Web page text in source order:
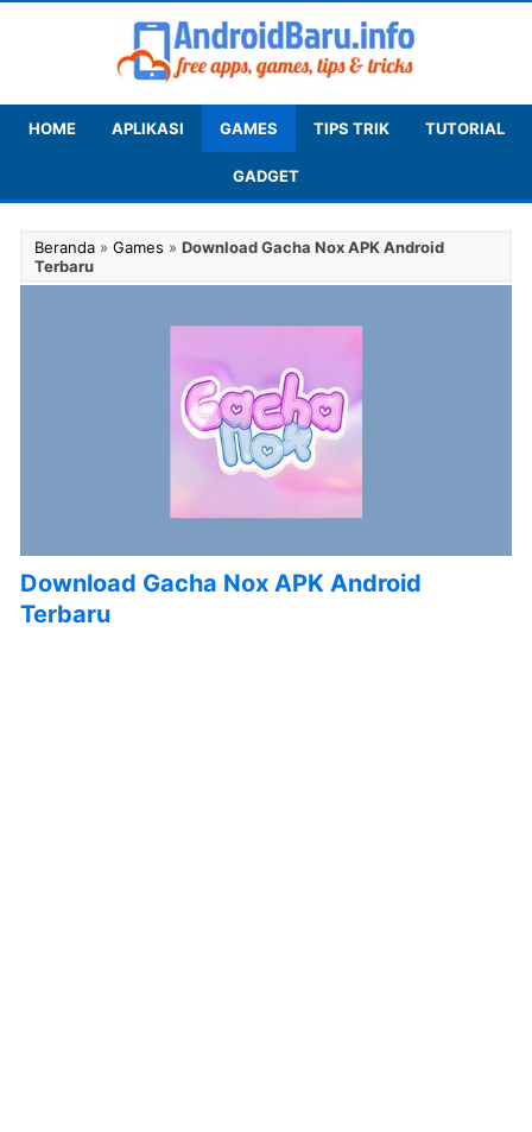
HOME APLIKASI GAMES TIPS TRIK TUTORIAL
GADGET
Beranda» Games » Download Gacha Nox APK Android
Terbaru
Download Gacha Nox APK Android
Terbaru